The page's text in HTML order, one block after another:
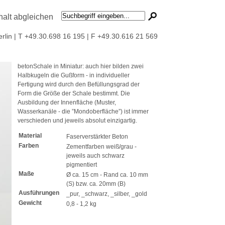
| T +49.30.698 16 195 | F +49.30.616 21 569
betonSchale in Miniatur: auch hier bilden zwei
Halbkugeln die Gußform - in individueller
Fertigung wird durch den Befüllungsgrad der
Form die Größe der Schale bestimmt. Die
Ausbildung der Innenfläche (Muster,
Wasserkanäle - die ”Mondoberfläche”) ist immer
verschieden und jeweils absolut einzigartig.
Material
Faserverstärkter Beton
Farben
Zementfarben weiß/grau -
jeweils auch schwarz
pigmentiert
Maße
Ø ca. 15 cm - Rand ca. 10 mm
(S) bzw. ca. 20mm (B)
Ausführungen
_pur, _schwarz, _silber, _gold
Gewicht
0,8 - 1,2 kg